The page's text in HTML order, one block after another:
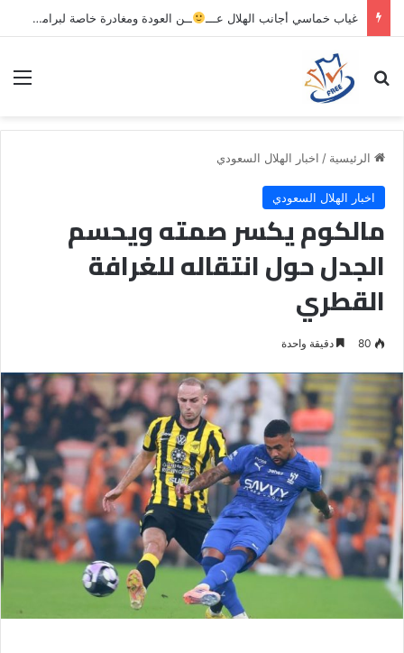
غياب خماسي أجانب الهلال عـــ ــن العودة ومغادرة خاصة لبرامج الاستشفاء والتأهيل
بحث عن
الرئيسية / اخبار الهلال السعودي
اخبار الهلال السعودي
مالكوم يكسر صمته ويحسم
الجدل حول انتقاله للغرافة
القطري
80 دقيقة واحدة